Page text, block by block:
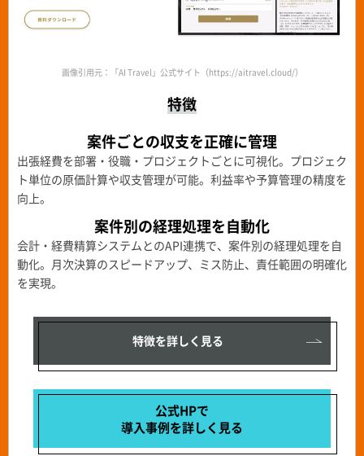
画像引用元：「AI Travel」公式サイト（https://aitravel.cloud/）
特徴
案件ごとの収支を正確に管理
出張経費を部署・役職・プロジェクトごとに可視化。プロジェク
ト単位の原価計算や収支管理が可能。利益率や予算管理の精度を
向上。
案件別の経理処理を自動化
会計・経費精算システムとのAPI連携で、案件別の経理処理を自
動化。月次決算のスピードアップ、ミス防止、責任範囲の明確化
を実現。
特徴を詳しく見る
公式HPで
導入事例を詳しく見る